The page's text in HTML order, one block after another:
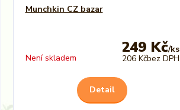
Munchkin CZ bazar
249 Kč/ks
206 Kčbez DPH
Není skladem
Detail